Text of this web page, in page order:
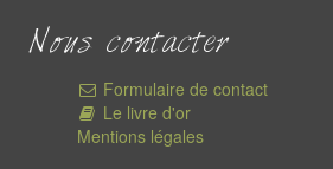
Nous contacter
Formulaire de contact
Le livre d'or
Mentions légales